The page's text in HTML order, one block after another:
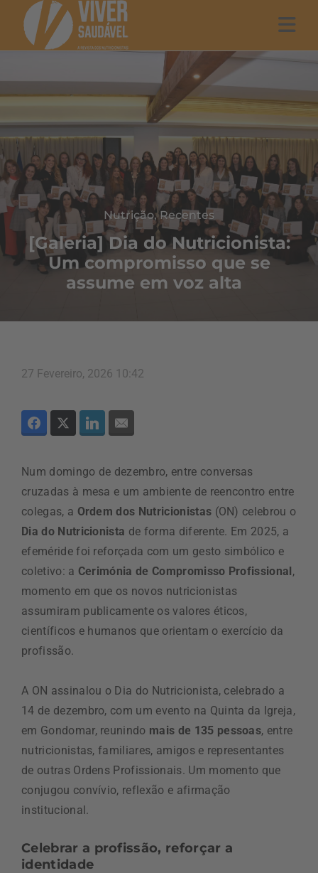
Nutrição,Recentes
[Galeria] Dia do Nutricionista:
Um compromisso que se
assume em voz alta
27 Fevereiro, 2026 10:42
Num domingo de dezembro, entre conversas
cruzadas à mesa e um ambiente de reencontro entre
colegas, a Ordem dos Nutricionistas (ON) celebrou o
Dia do Nutricionista de forma diferente. Em 2025, a
efeméride foi reforçada com um gesto simbólico e
coletivo: a Cerimónia de Compromisso Profissional,
momento em que os novos nutricionistas
assumiram publicamente os valores éticos,
científicos e humanos que orientam o exercício da
profissão.
A ON assinalou o Dia do Nutricionista, celebrado a
14 de dezembro, com um evento na Quinta da Igreja,
em Gondomar, reunindo mais de 135 pessoas, entre
nutricionistas, familiares, amigos e representantes
de outras Ordens Profissionais. Um momento que
conjugou convívio, reflexão e afirmação
institucional.
Celebrar a profissão, reforçar a
identidade